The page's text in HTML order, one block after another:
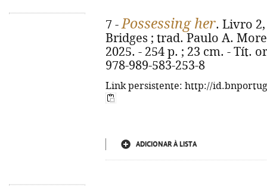
7 -Possessing her. Livro
Bridges ; trad. Paulo A.
2025. - 254 p. ; 23 cm. - Tít.
978-989-583-253-8
Link persistente: http://
ADICIONAR À LISTA